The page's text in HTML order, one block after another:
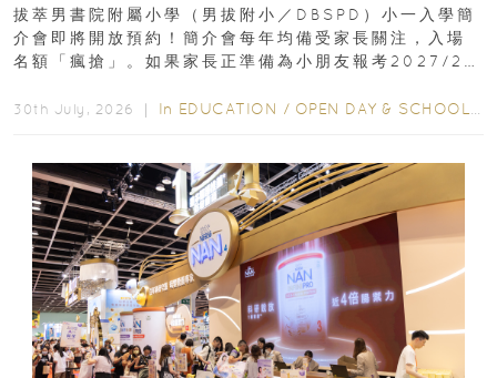
拔萃男書院附屬小學（男拔附小／DBSPD）小一入學簡
介會即將開放預約！簡介會每年均備受家長關注，入場
名額「瘋搶」。如果家長正準備為小朋友報考2027/28
30th July, 2026 ｜ In EDUCATION / OPEN DAY & SCHOOL EVENTS